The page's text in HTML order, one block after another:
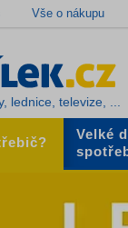
Vše o nákupu
lednice, televize, ...
Velké